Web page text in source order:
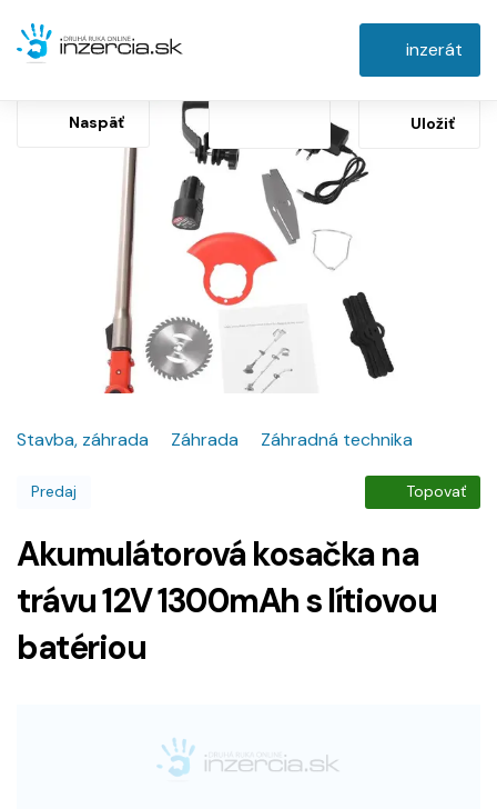
inzerát
Naspäť Uložiť
Stavba, záhrada Záhrada Záhradná technika
Predaj Topovať
Akumulátorová kosačka na
trávu 12V 1300mAh s lítiovou
batériou